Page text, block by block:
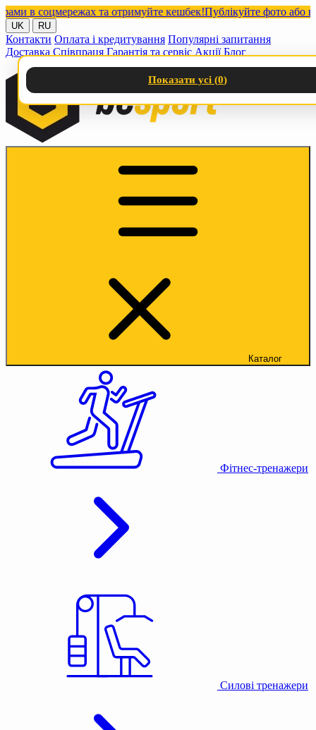
в соцмережах та отримуйте кешбек!Публікуйте фото або
UK RU
Контакти Оплата і кредитування Популярні запитання
Доставка Співпраця Гарантія та сервіс Акції Блог
Каталог
Фітнес-тренажери
Силові тренажери
Показати усі (0)